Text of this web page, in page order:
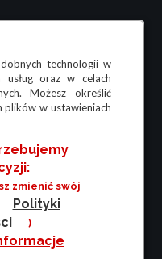
technologii w
usług oraz w celach
Możesz określić
plików w ustawieniach
zmienić swój
Polityki
)